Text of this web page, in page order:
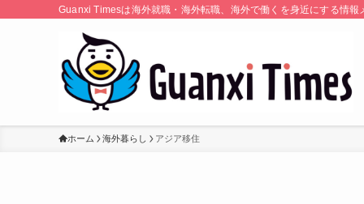
Guanxi Timesは海外就職・海外転職、海外で働くを身近にする情
ホーム 海外暮らし アジア移住